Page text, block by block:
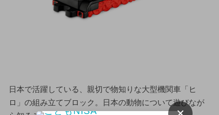
日本で活躍している、親切で物知りな大型機関車「ヒ
ロ」の組み立てブロック。日本の動物について遊びなが